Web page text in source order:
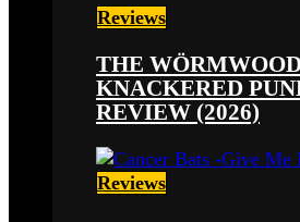
Reviews
THE
KNACKERED
REVIEW (2026)
Reviews